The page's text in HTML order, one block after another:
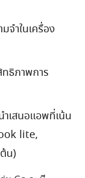
จำในเครื่อง
ธิภาพการ
เสนอแอพที่เน้น
lite,
น)